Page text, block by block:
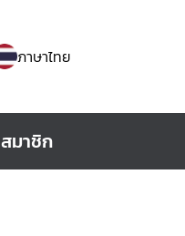
ภาษาไทย
สมาชิก